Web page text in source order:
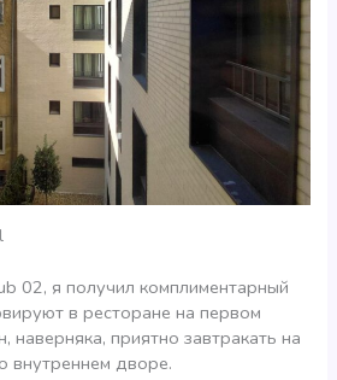
02, я получил комплиментарный
в ресторане на первом
наверняка, приятно завтракать на
внутреннем дворе.